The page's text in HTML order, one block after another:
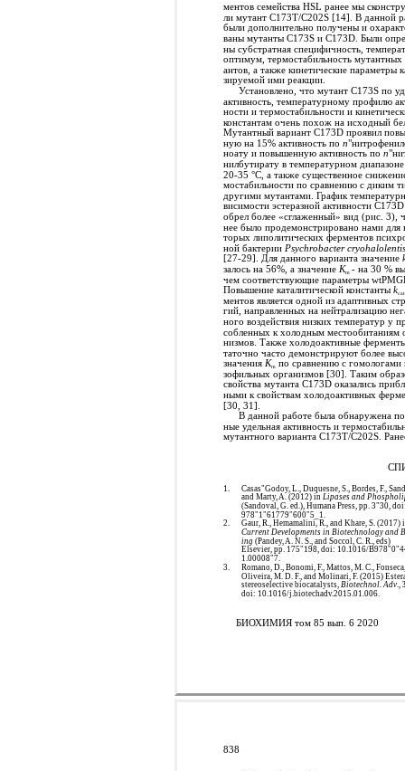
ментов семейства HSL ранее мы
ли мутант С173Т/C202S [14]. В данной
были дополнительно получены и
ваны мутанты С173S и С173D. Были
ны субстратная специфичность,
оптимум, термостабильность мутантных
антов, а также кинетические параметры
зируемой ими реакции.
Установлено, что мутант С173S по
активность, температурному профилю
ности и термостабильности и
константам очень похож на исходный
Мутантный вариант С173D проявил
ную на 15% активность по п
ноату и повышенную активность по п
нилбутирату в температурном диапазоне
20-35 °C, а также существенное
мостабильности по сравнению с диким
другими мутантами. График
висимости эстеразной активности
обрел более «сглаженный» вид (рис. 3),
нее было продемонстрировано нами для
торых липолитических ферментов
ной бактерии Psychrobacter cryohalolentis
[27-29]. Для данного варианта значение
залось на 56%, а значение Km - на 30 %
чем соответствующие параметры
Повышение каталитической константы kcat
ментов является одной из адаптивных
гий, направленных на нейтрализацию
ного воздействия низких температур у
собленных к холодным местообитаниям
низмов. Также холодоактивные
таточно часто демонстрируют более
значения Km по сравнению с гомологами
зофильных организмов [30]. Таким
свойства мутанта С173D оказались
ными к свойствам холодоактивных
[30, 31].
В данной работе была обнаружена
ные удельная активность и
мутантного варианта C173T/C202S.
1.
Casas"Godoy, L., Duquesne, S., Bordes, F.,
and Marty, A. (2012) in Lipases and
(Sandoval, G. ed.), Humana Press, pp. 3"30,
978"1"61779"600"5_1.
2.
Gaur, R., Hemamalini, R., and Khare, S. (2017)
Current Developments in Biotechnology and
ing(Pandey, A. N. S., and Soccol, C. R., eds)
Elsevier, pp. 175"198, doi: 10.1016/
1.00008"7.
3.
Romano, D., Bonomi, F., Mattos, M. C.,
Oliveira, M. D. F., and Molinari, F. (2015)
stereoselective biocatalysts, Biotechnol. Adv.,
doi: 10.1016/j.biotechadv.2015.01.006.
БИОХИМИЯ том 85 вып. 6 2020
838